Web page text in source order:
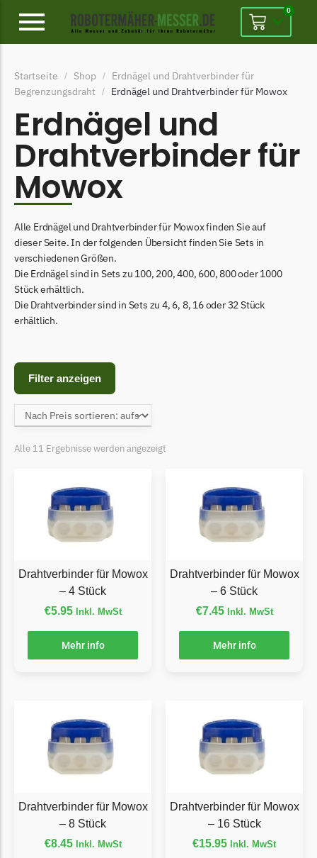
Alpina Messer
Ambrogio
Ambrogio Messer
Begrenzungsdraht
Belrobotics
Belrobotics Messer
Begrenzungsdraht
Black & Decker
Black & Decker Messer
Begrenzungsdraht
Bosch Indego Messer
Central Park
Cramer
Cramer Messer
Begrenzungsdraht
Cub Cadet Messer
Ecovacs
Ecovacs Messer
Begrenzungsdraht
Etesia
Etesia Messer
Eufy Messer
0
Startseite / Shop /
Erdnägel und Drahtverbinder für
Begrenzungsdraht
/ Erdnägel und Drahtverbinder für Mowox
Erdnägel und
Drahtverbinder für
Mowox
Alle Erdnägel und Drahtverbinder für Mowox finden Sie auf
dieser Seite. In der folgenden Übersicht finden Sie Sets in
verschiedenen Größen.
Die Erdnägel sind in Sets zu 100, 200, 400, 600, 800 oder 1000
Stück erhältlich.
Die Drahtverbinder sind in Sets zu 4, 6, 8, 16 oder 32 Stück
erhältlich.
Filter anzeigen
Alle 11 Ergebnisse werden angezeigt
Drahtverbinder für Mowox
– 4 Stück
€5.95 Inkl. MwSt
Mehr info
Drahtverbinder für Mowox
– 6 Stück
€7.45 Inkl. MwSt
Mehr info
Drahtverbinder für Mowox
– 8 Stück
€8.45 Inkl. MwSt
Drahtverbinder für Mowox
– 16 Stück
€15.95 Inkl. MwSt